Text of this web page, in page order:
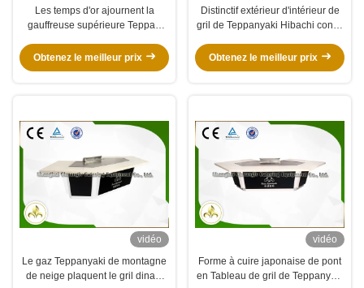
Les temps d'or ajournent la
gauffreuse supérieure Teppan
304/matériel acier allié
Obtenez le meilleur prix
Distinctif extérieur d'intérieur de
gril de Teppanyaki Hibachi conçu
Obtenez le meilleur prix
vidéo
Le gaz Teppanyaki de montagne
de neige plaquent le gril dinant
vidéo
Forme à cuire japonaise de pont
en Tableau de gril de Teppanyaki